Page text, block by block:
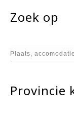
Zoek op
Provincie